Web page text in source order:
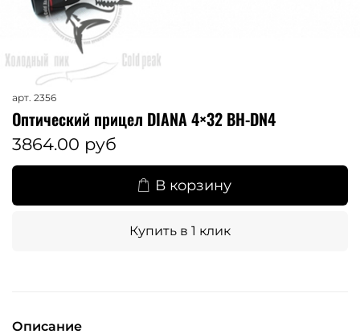
арт. 2356
Оптический прицел DIANA 4×32 BH-DN4
3864.00 руб
В корзину
Купить в 1 клик
Описание